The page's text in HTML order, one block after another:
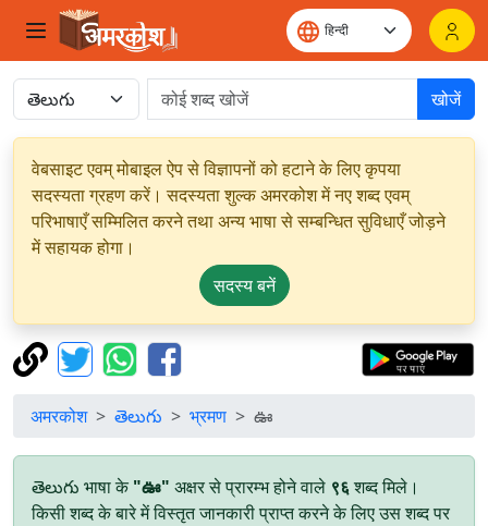
खोजें
वेबसाइट एवम् मोबाइल ऐप से विज्ञापनों को हटाने के लिए कृपया
सदस्यता ग्रहण करें। सदस्यता शुल्क अमरकोश में नए शब्द एवम्
परिभाषाएँ सम्मिलित करने तथा अन्य भाषा से सम्बन्धित सुविधाएँ जोड़ने
में सहायक होगा।
सदस्य बनें
अमरकोश తెలుగు भ्रमण ఊ
తెలుగు भाषा के "ఊ" अक्षर से प्रारम्भ होने वाले ९६शब्द मिले।
किसी शब्द के बारे में विस्तृत जानकारी प्राप्त करने के लिए उस शब्द पर